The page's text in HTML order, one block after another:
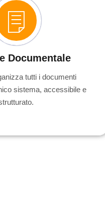
Documentale
tutti i documenti
sistema, accessibile e